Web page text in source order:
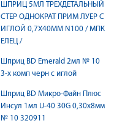
ШПРИЦ 5МЛ ТРЕХДЕТАЛЬНЫЙ
СТЕР ОДНОКРАТ ПРИМ ЛУЕР C
ИГЛОЙ 0,7Х40ММ N100 / МПК
ЕЛЕЦ /
Шприц BD Emerald 2мл № 10
3-х комп черн с иглой
Шприц BD Микро-Файн Плюс
Инсул 1мл U-40 30G 0,30х8мм
№ 10 320911